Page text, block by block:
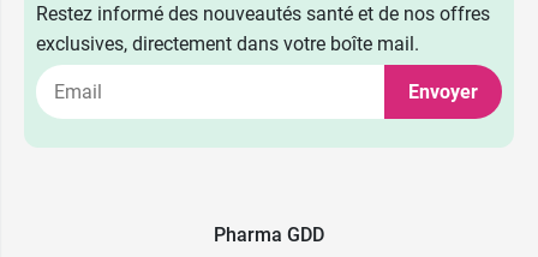
7 CH 2,59 €
9 CH
15 CH 2,59 €
7 CH 2,49 €
2,49 €
15 CH 2,49 €
Restez informé des nouveautés santé et de nos offres
exclusives, directement dans votre boîte mail.
Envoyer
Pharma GDD